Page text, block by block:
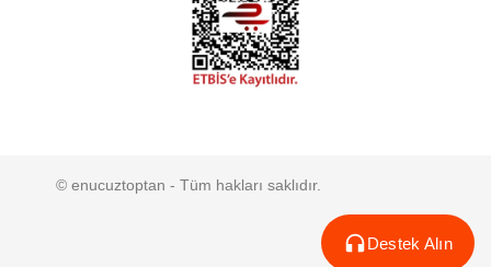
Destek Alın
© enucuztoptan - Tüm hakları saklıdır.